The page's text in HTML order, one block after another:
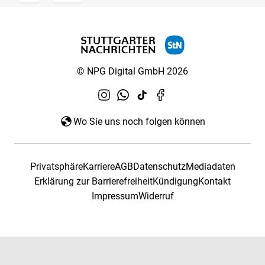
© NPG Digital GmbH 2026
Wo Sie uns noch folgen können
PrivatsphäreKarriereAGBDatenschutzMediadaten
Erklärung zur BarrierefreiheitKündigungKontakt
ImpressumWiderruf